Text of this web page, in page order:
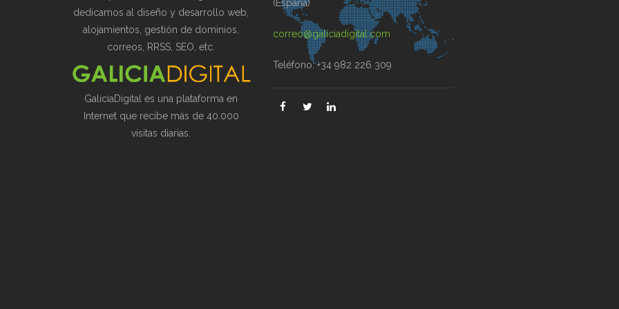
dedicamos al diseño y desarrollo web,
alojamientos, gestión de dominios,
correos, RRSS, SEO, etc.
GaliciaDigital es una plataforma en
Internet que recibe más de 40.000
visitas diarias.
(España)
correo@galiciadigital.com
Teléfono: +34 982 226 309